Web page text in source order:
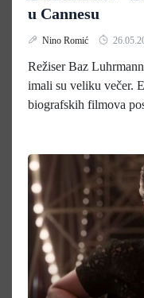
u Cannesu
Nino Romić
Režiser Baz
imali su veliku večer.
biografskih filmova